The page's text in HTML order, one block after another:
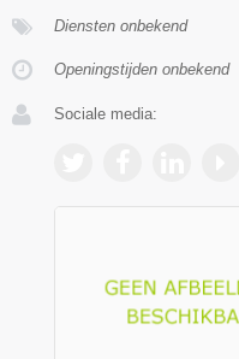
Diensten onbekend
Openingstijden onbekend
Sociale media: